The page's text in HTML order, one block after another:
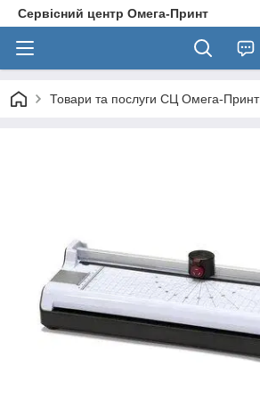
Сервісний центр Омега-Принт
Товари та послуги СЦ Омега-Принт